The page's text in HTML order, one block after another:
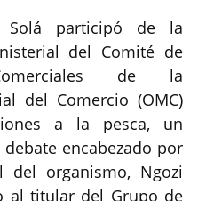
Solá participó de la
del Comité de
de la
del Comercio (OMC)
a la pesca, un
encabezado por
del organismo, Ngozi
al titular del Grupo de